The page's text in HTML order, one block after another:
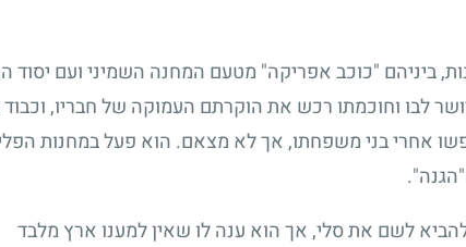
ביניהם "כוכב אפריקה" מטעם המחנה השמיני ועם יסוד
לבו וחוכמתו רכש את הוקרתם העמוקה של חבריו,
אחרי בני משפחתו, אך לא מצאם. הוא פעל במחנות
לשם את סלי, אך הוא ענה לו שאין למענו ארץ מלבד